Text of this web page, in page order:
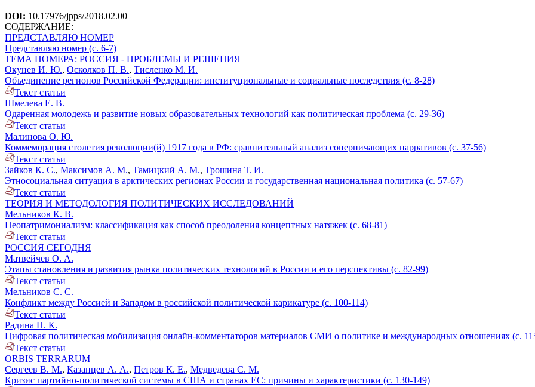
DOI: 10.17976/jpps/2018.02.00
СОДЕРЖАНИЕ:
ПРЕДСТАВЛЯЮ НОМЕР
Представляю номер (с. 6-7)
ТЕМА НОМЕРА: РОССИЯ - ПРОБЛЕМЫ И РЕШЕНИЯ
Окунев И. Ю., Осколков П. В., Тисленко М. И.
Объединение регионов Российской Федерации: институциональные и социальные последствия (с. 8-28)
Текст статьи
Шмелева Е. В.
Одаренная молодежь и развитие новых образовательных технологий как политическая проблема (с. 29-36)
Текст статьи
Малинова О. Ю.
Коммеморация столетия революции(й) 1917 года в РФ: сравнительный анализ соперничающих нарративов (с. 37-56)
Текст статьи
Зайков К. С., Максимов А. М., Тамицкий А. М., Трошина Т. И.
Этносоциальная ситуация в арктических регионах России и государственная национальная политика (с. 57-67)
Текст статьи
ТЕОРИЯ И МЕТОДОЛОГИЯ ПОЛИТИЧЕСКИХ ИССЛЕДОВАНИЙ
Мельников К. В.
Неопатримониализм: классификация как способ преодоления концептных натяжек (с. 68-81)
Текст статьи
РОССИЯ СЕГОДНЯ
Матвейчев О. А.
Этапы становления и развития рынка политических технологий в России и его перспективы (с. 82-99)
Текст статьи
Мельников С. С.
Конфликт между Россией и Западом в российской политической карикатуре (с. 100-114)
Текст статьи
Радина Н. К.
Цифровая политическая мобилизация онлайн-комментаторов материалов СМИ о политике и международных отношениях (с.
Текст статьи
ORBIS TERRARUM
Сергеев В. М., Казанцев А. А., Петров К. Е., Медведева С. М.
Кризис партийно-политической системы в США и странах ЕС: причины и характеристики (с. 130-149)